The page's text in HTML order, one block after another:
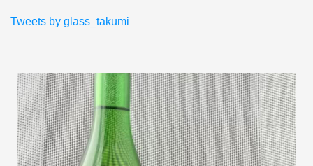
Tweets by glass_takumi